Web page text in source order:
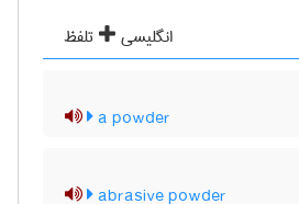
انگلیسی
تلفظ
a powder
abrasive powder